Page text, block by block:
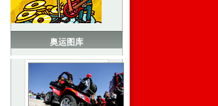
奥运图库